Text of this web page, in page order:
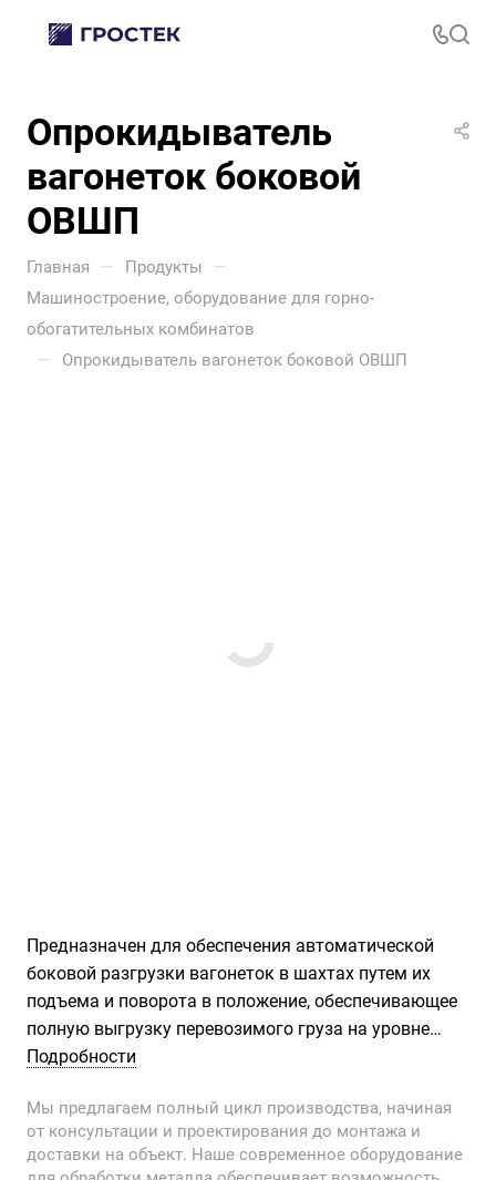
Опрокидыватель
вагонеток боковой
ОВШП
Главная — Продукты —
Машиностроение, оборудование для горно-
обогатительных комбинатов
— Опрокидыватель вагонеток боковой ОВШП
Предназначен для обеспечения автоматической
боковой разгрузки вагонеток в шахтах путем их
подъема и поворота в положение, обеспечивающее
полную выгрузку перевозимого груза на уровне
опрокидывателя.
Подробности
Мы предлагаем полный цикл производства, начиная
от консультации и проектирования до монтажа и
доставки на объект. Наше современное оборудование